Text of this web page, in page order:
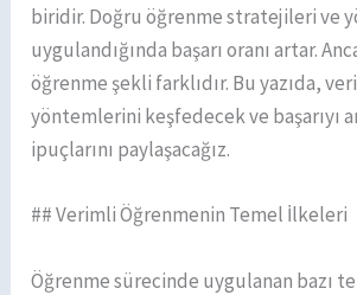
biridir. Doğru öğrenme stratejileri ve
uygulandığında başarı oranı artar.
öğrenme şekli farklıdır. Bu yazıda,
yöntemlerini keşfedecek ve başarıyı
ipuçlarını paylaşacağız.
## Verimli Öğrenmenin Temel İlkeleri
Öğrenme sürecinde uygulanan bazı